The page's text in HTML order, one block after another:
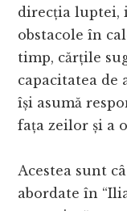
direcția luptei,
obstacole în
timp, cărțile
capacitatea de
își asumă
fața zeilor și a
Acestea sunt
abordate în